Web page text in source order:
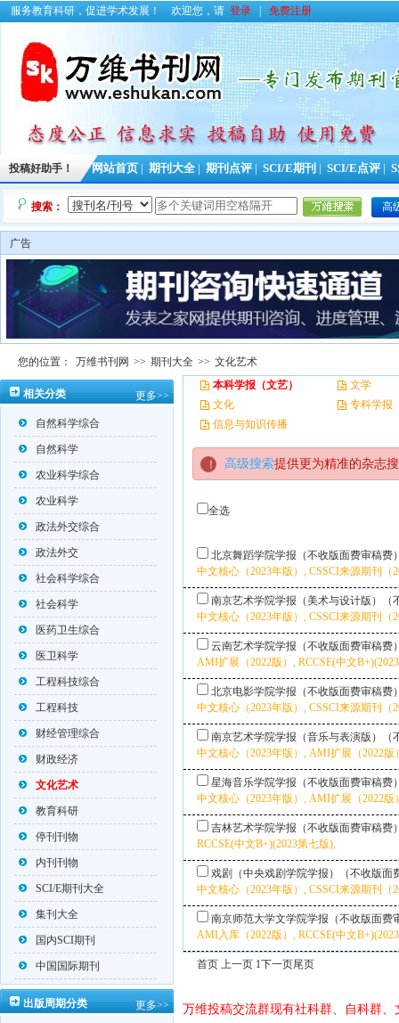
服务教育科研，促进学术发展！ 欢迎您，请 登录 免费注册
投稿好助手！ 网站首页 期刊大全 期刊点评 SCI/E期刊 SCI/E点评
搜索： 高
广告
您的位置： 万维书刊网 >> 期刊大全 >> 文化艺术
相关分类 更多>>
自然科学综合
自然科学
农业科学综合
农业科学
政法外交综合
政法外交
社会科学综合
社会科学
医药卫生综合
医卫科学
工程科技综合
工程科技
财经管理综合
财政经济
文化艺术
教育科研
停刊刊物
内刊刊物
SCI/E期刊大全
集刊大全
国内SCI期刊
中国国际期刊
出版周期分类 更多>>
本科学报（文艺）
文学
文化
专科学报
信息与知识传播
高级搜索提供更为精准的杂志
全选
北京舞蹈学院学报（不收版面费审稿
中文核心（2023年版）, CSSCI来源期刊（
南京艺术学院学报（美术与设计版）
中文核心（2023年版）, CSSCI来源期刊（
云南艺术学院学报（不收版面费审稿
AMI扩展（2022版）, RCCSE(中文
北京电影学院学报（不收版面费审稿
中文核心（2023年版）, CSSCI来源期刊（
南京艺术学院学报（音乐与表演版）
中文核心（2023年版）, AMI扩展（2022版
星海音乐学院学报（不收版面费审稿
中文核心（2023年版）, AMI扩展（2022版
吉林艺术学院学报（不收版面费审稿
RCCSE(中文B+)(2023第七版),
戏剧（中央戏剧学院学报）（不收版
中文核心（2023年版）, CSSCI来源期刊（
南京师范大学文学院学报（不收版面
AMI入库（2022版）, RCCSE(中文
首页 上一页 1下一页尾页
万维投稿交流群现有社科群、自科群